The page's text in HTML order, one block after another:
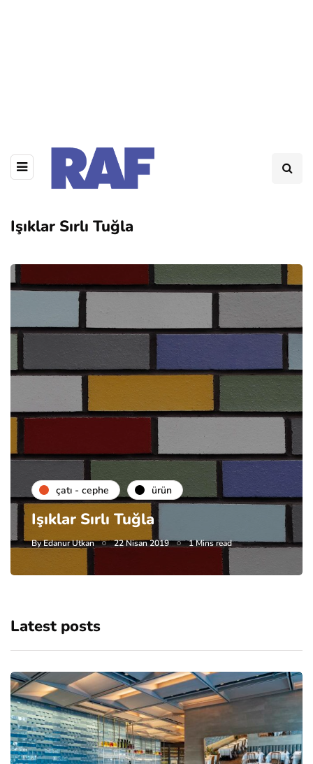
Işıklar Sırlı Tuğla
çatı - cephe ürün
Işıklar Sırlı Tuğla
ByEdanur Utkan 22 Nisan 2019 1 Mins read
Latest posts